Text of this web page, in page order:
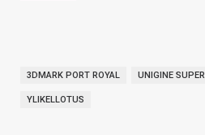
3DMARK PORT ROYAL UNIGINE
YLIKELLOTUS